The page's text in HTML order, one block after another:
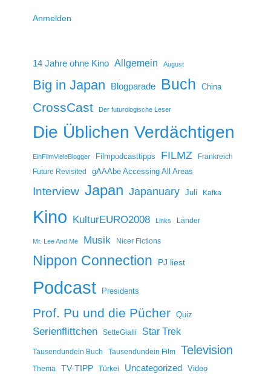
Anmelden
14 Jahre ohne Kino Allgemein August
Big in Japan Blogparade Buch China
CrossCast Der futurologische Leser
Die Üblichen Verdächtigen
EinFilmVieleBlogger Filmpodcasttipps FILMZ
Frankreich
Future Revisited
gAAAbe Accessing All Areas
Interview Japan Japanuary Juli Kafka
Kino KulturEURO2008 Links Länder
Mr. Lee And Me Musik Nicer Fictions
Nippon Connection PJ liest
Podcast Presidents
Prof. Pu und die Pücher Quiz
Serienflittchen SetteGialli Star Trek
Tausendundein Buch Tausendundein Film Television
Thema TV-TIPP Türkei Uncategorized Video